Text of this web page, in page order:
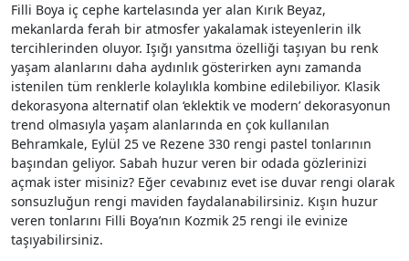
Filli Boya iç cephe kartelasında yer alan Kırık Beyaz,
mekanlarda ferah bir atmosfer yakalamak isteyenlerin ilk
tercihlerinden oluyor. Işığı yansıtma özelliği taşıyan bu renk
yaşam alanlarını daha aydınlık gösterirken aynı zamanda
istenilen tüm renklerle kolaylıkla kombine edilebiliyor. Klasik
dekorasyona alternatif olan ‘eklektik ve modern’ dekorasyonun
trend olmasıyla yaşam alanlarında en çok kullanılan
Behramkale, Eylül 25 ve Rezene 330 rengi pastel tonlarının
başından geliyor. Sabah huzur veren bir odada gözlerinizi
açmak ister misiniz? Eğer cevabınız evet ise duvar rengi olarak
sonsuzluğun rengi maviden faydalanabilirsiniz. Kışın huzur
veren tonlarını Filli Boya’nın Kozmik 25 rengi ile evinize
taşıyabilirsiniz.